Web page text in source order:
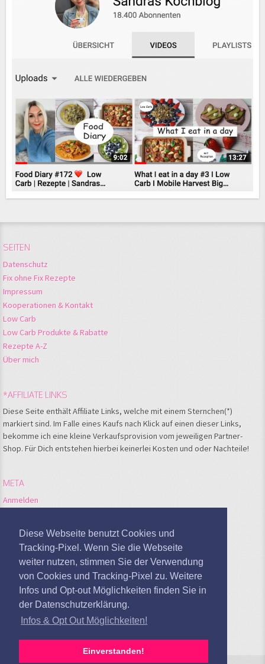
Diese Webseite benutzt Cookies und
Tracking-Pixel. Wenn Sie die Webseite
weiter nutzen, stimmen Sie der Verwendung
von Cookies und Tracking-Pixel zu. Weitere
Infos und Opt-out Möglichkeiten finden Sie in
der Datenschutzerklärung.
Infos & Opt Out Möglichkeiten!
Einverstanden!
SEITEN
Datenschutz
Fix ohne Fix Rezepte
Impressum
Kooperationen & Kontakt
Low Carb
Low Carb Produkte & Rabatte
Rezepte A-Z
Über mich
*AFFILIATE LINKS
Diese Seite enthält Affiliate Links, welche mit einem Sternchen(*)
markiert sind. Im Falle eines Kaufs nach Klick auf einen dieser Links,
bekomme ich eine kleine Verkaufsprovision vom jeweiligen Partner-
Shop. Für Dich entstehen hierbei keinerlei Kosten und oder Nachteile!
META
Anmelden
Kommentare-Feed
Google Analytics deaktivieren